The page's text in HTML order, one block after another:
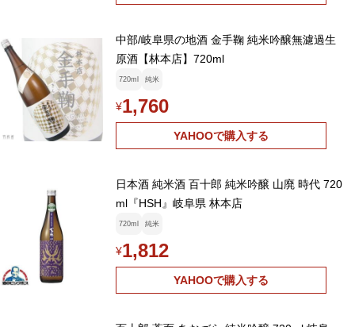
中部/岐阜県の地酒 金手鞠 純米吟醸無濾過生
原酒【林本店】720ml
720ml 純米
¥1,760
YAHOOで購入する
日本酒 純米酒 百十郎 純米吟醸 山廃 時代 720
ml『HSH』岐阜県 林本店
720ml 純米
¥1,812
YAHOOで購入する